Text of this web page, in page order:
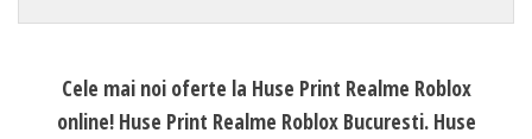
Cele mai noi oferte la Huse Print Realme Roblox
online! Huse Print Realme Roblox Bucuresti. Huse